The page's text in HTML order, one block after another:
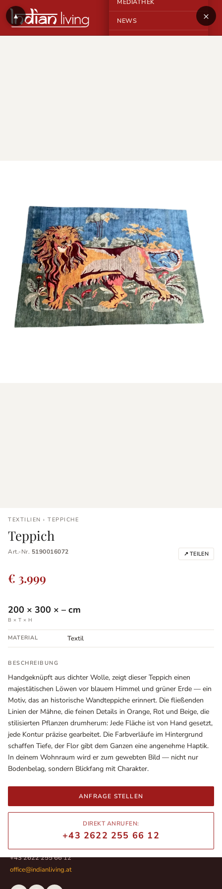
MEDIATHEK
NEWS ×
▲
TEXTILIEN › TEPPICHE
Teppich
Art.-Nr. 5190016072 ↗ TEILEN
€ 3.999
200 × 300 × – cm
B × T × H
MATERIAL Textil
BESCHREIBUNG
Handgeknüpft aus dichter Wolle, zeigt dieser Teppich einen
majestätischen Löwen vor blauem Himmel und grüner Erde — ein
Motiv, das an historische Wandteppiche erinnert. Die fließenden
Linien der Mähne, die feinen Details in Orange, Rot und Beige, die
stilisierten Pflanzen drumherum: Jede Fläche ist von Hand gesetzt,
jede Kontur präzise gearbeitet. Die Farbverläufe im Hintergrund
schaffen Tiefe, der Flor gibt dem Ganzen eine angenehme Haptik.
In deinem Wohnraum wird er zum gewebten Bild — nicht nur
Bodenbelag, sondern Blickfang mit Charakter.
ANFRAGE STELLEN
DIREKT ANRUFEN:
+43 2622 255 66 12
Wiener Straße – Werkstraße 111
+43 2622 255 66 12
office@indianliving.at